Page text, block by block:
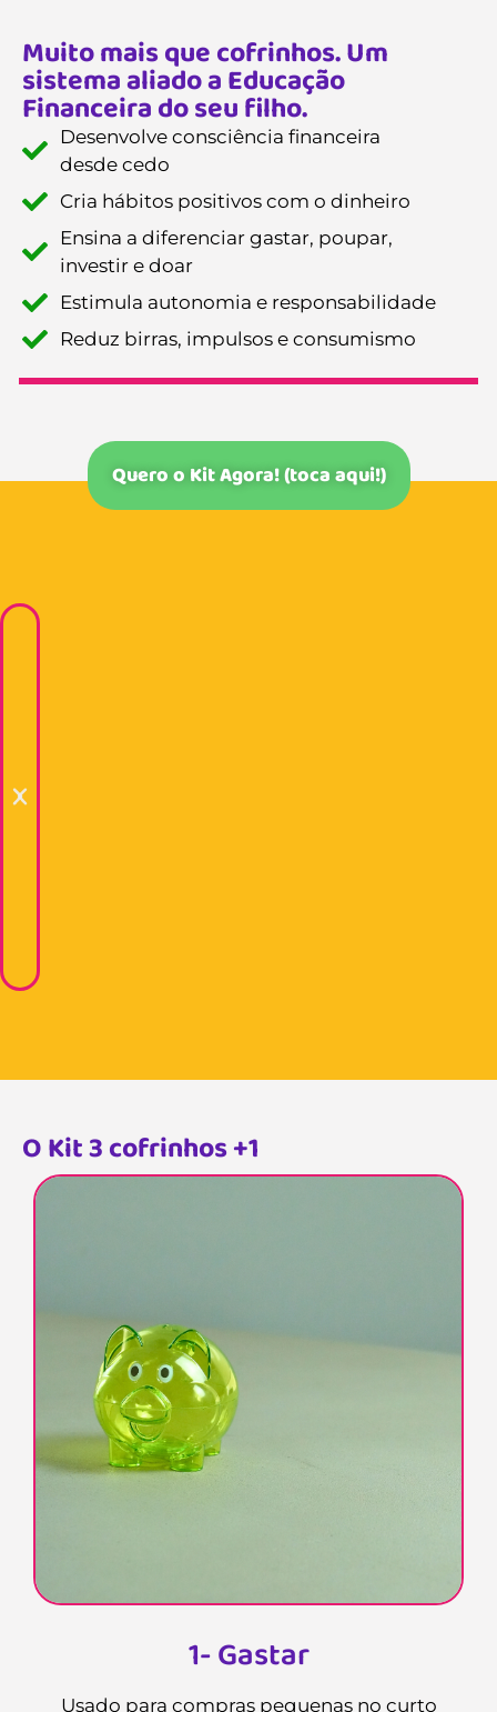
Muito mais que cofrinhos. Um
sistema aliado a Educação
Financeira do seu filho.
Desenvolve consciência financeira
desde cedo
Cria hábitos positivos com o dinheiro
Ensina a diferenciar gastar, poupar,
investir e doar
Estimula autonomia e responsabilidade
Reduz birras, impulsos e consumismo
Quero o Kit Agora! (toca aqui!)
O Kit 3 cofrinhos +1
1- Gastar
Usado para compras pequenas no curto